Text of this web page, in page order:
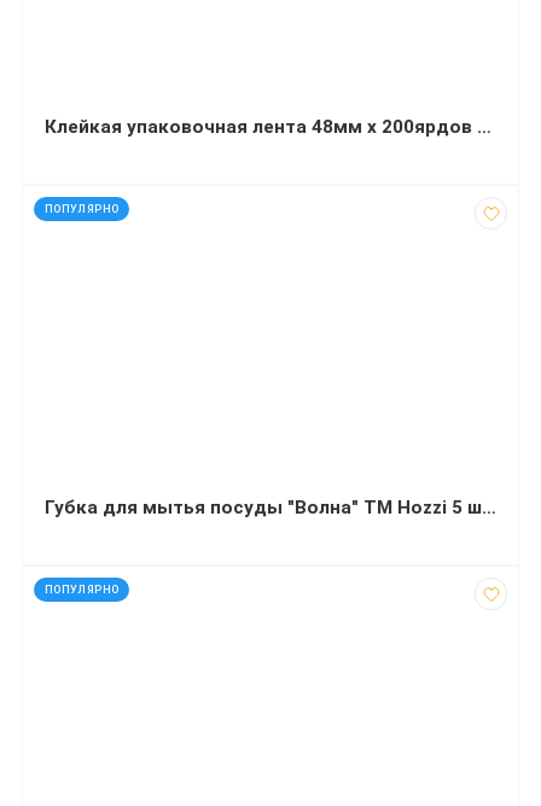
Клейкая упаковочная лента 48мм x 200ярдов х 40мкм прозрачная JOBMAX Buromax
ПОПУЛЯРНО
код: 16186
Губка для мытья посуды "Волна" ТМ Hozzi 5 штук
ПОПУЛЯРНО
код: 92572